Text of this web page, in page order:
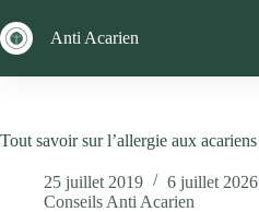
au
contenu
Anti Acarien
Tout savoir sur l’allergie aux acariens
25 juillet 2019
6 juillet 2026
Conseils Anti Acarien